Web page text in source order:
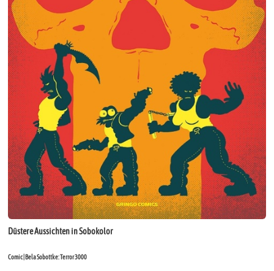
Düstere Aussichten in Sobokolor
Comic | Bela Sobottke: Terror 3000